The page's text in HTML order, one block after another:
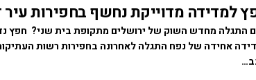
למדידה מדוייקת נחשף בחפירות עיר
התגלה מחדש השוק של ירושלים מתקופת בית שני? חפץ
אחידה של נפח התגלה לאחרונה בחפירות רשות